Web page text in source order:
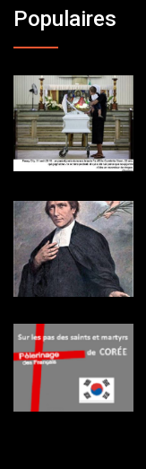
Populaires